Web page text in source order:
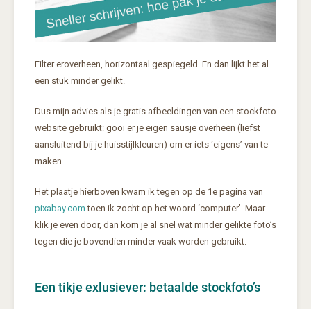
Filter eroverheen, horizontaal gespiegeld. En dan lijkt het al
een stuk minder gelikt.
Dus mijn advies als je gratis afbeeldingen van een stockfoto
website gebruikt: gooi er je eigen sausje overheen (liefst
aansluitend bij je huisstijlkleuren) om er iets ‘eigens’ van te
maken.
Het plaatje hierboven kwam ik tegen op de 1e pagina van
pixabay.com toen ik zocht op het woord ‘computer’. Maar
klik je even door, dan kom je al snel wat minder gelikte foto’s
tegen die je bovendien minder vaak worden gebruikt.
Een tikje exlusiever: betaalde stockfoto’s